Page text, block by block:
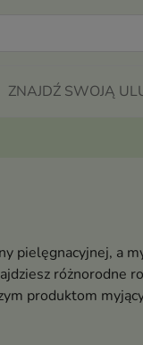
ZNAJDŹ SWOJĄ
pielęgnacyjnej, a
różnorodne
produktom